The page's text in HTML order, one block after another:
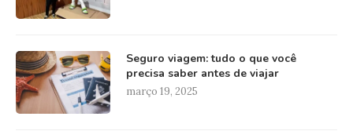
Seguro viagem: tudo o que você
precisa saber antes de viajar
março 19, 2025